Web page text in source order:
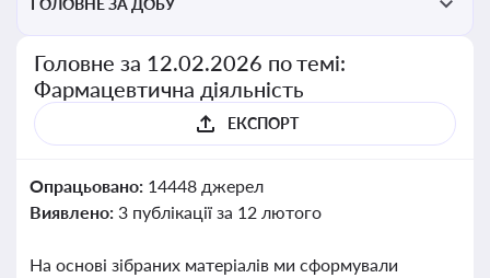
ГОЛОВНЕ ЗА ДОБУ
Головне за 12.02.2026 по темі:
Фармацевтична діяльність
ЕКСПОРТ
Опрацьовано: 14448 джерел
Виявлено: 3 публікації за 12 лютого
На основі зібраних матеріалів ми сформували